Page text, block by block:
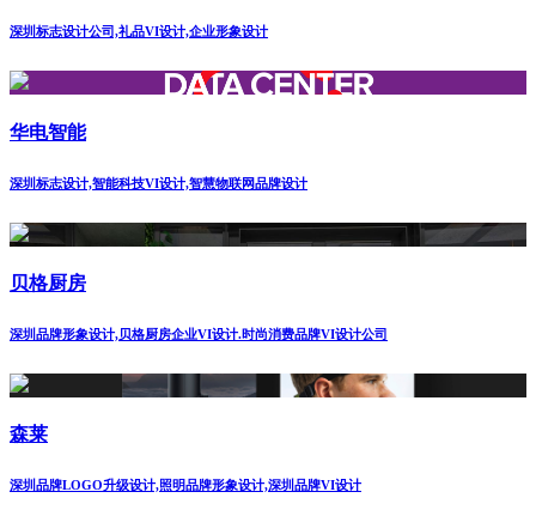
深圳标志设计公司,礼品VI设计,企业形象设计
华电智能
深圳标志设计,智能科技VI设计,智慧物联网品牌设计
贝格厨房
深圳品牌形象设计,贝格厨房企业VI设计.时尚消费品牌VI设计公司
森莱
深圳品牌LOGO升级设计,照明品牌形象设计,深圳品牌VI设计